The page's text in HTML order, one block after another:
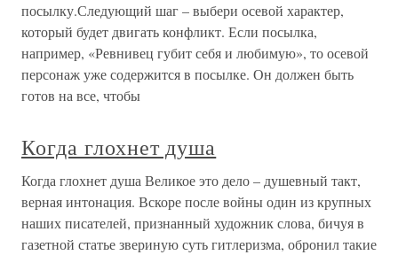
посылку.Следующий шаг – выбери осевой характер,
который будет двигать конфликт. Если посылка,
например, «Ревнивец губит себя и любимую», то осевой
персонаж уже содержится в посылке. Он должен быть
готов на все, чтобы
Когда глохнет душа
Когда глохнет душа Великое это дело – душевный такт,
верная интонация. Вскоре после войны один из крупных
наших писателей, признанный художник слова, бичуя в
газетной статье звериную суть гитлеризма, обронил такие